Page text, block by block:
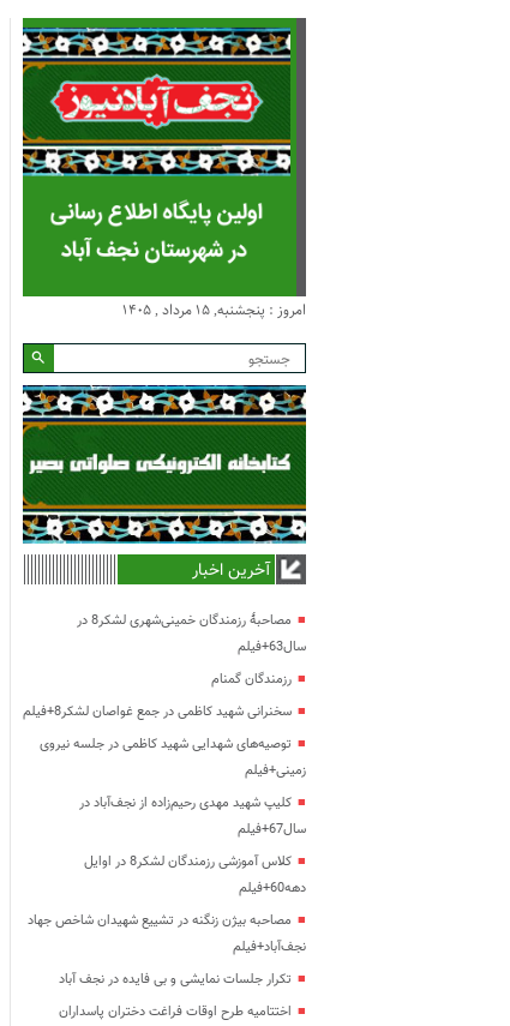
امروز : پنجشنبه, ۱۵ مرداد , ۱۴۰۵
آخرین اخبار
مصاحبۀ رزمندگان خمینی‌شهری لشکر8 در
سال63+فیلم
رزمندگان گمنام
سخنرانی شهید کاظمی در جمع غواصان لشکر8+فیلم
توصیه‌های شهدایی شهید کاظمی در جلسه نیروی
زمینی+فیلم
کلیپ شهید مهدی رحیم‌زاده از نجف‌آباد در
سال67+فیلم
کلاس آموزشی رزمندگان لشکر8 در اوایل
دهه60+فیلم
مصاحبه بیژن زنگنه در تشییع شهیدان شاخص جهاد
نجف‌آباد+فیلم
تکرار جلسات نمایشی و بی فایده در نجف آباد
اختتامیه طرح اوقات فراغت دختران پاسداران